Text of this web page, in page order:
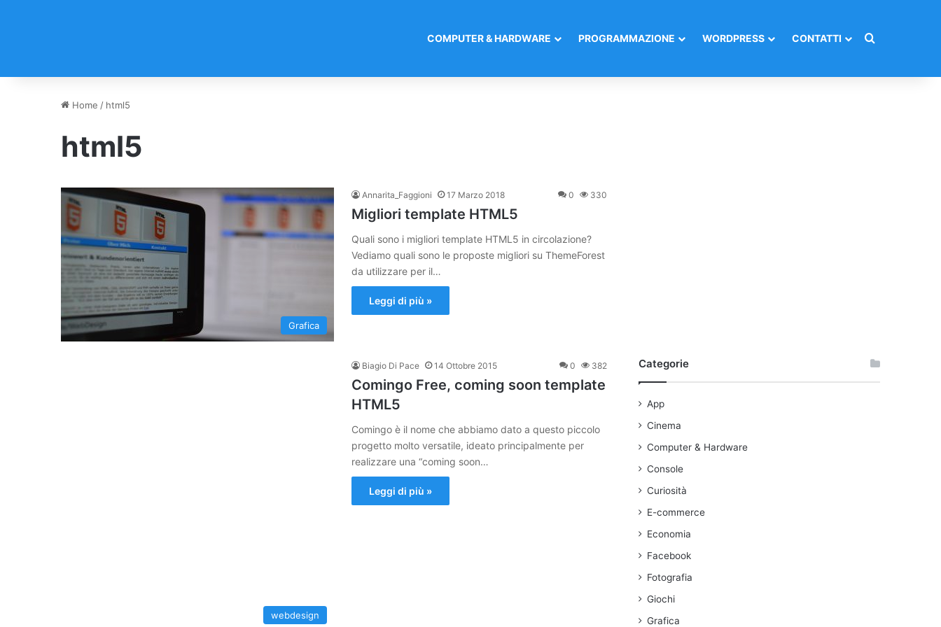
COMPUTER & HARDWARE PROGRAMMAZIONE WORDPRESS CONTATTI Cerca per
Home / html5
html5
Grafica
Annarita_Faggioni 17 Marzo 2018 0 330
Migliori template HTML5
Quali sono i migliori template HTML5 in circolazione?
Vediamo quali sono le proposte migliori su ThemeForest
da utilizzare per il…
Leggi di più »
webdesign
Biagio Di Pace 14 Ottobre 2015 0 382
Comingo Free, coming soon template
HTML5
Comingo è il nome che abbiamo dato a questo piccolo
progetto molto versatile, ideato principalmente per
realizzare una “coming soon…
Leggi di più »
Categorie
App
Cinema
Computer & Hardware
Console
Curiosità
E-commerce
Economia
Facebook
Fotografia
Giochi
Grafica